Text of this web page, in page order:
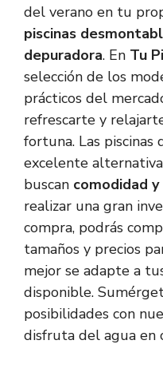
del verano en tu
piscinas
depuradora. En Tu
selección de los
prácticos del
refrescarte y
fortuna. Las piscinas
excelente
buscan comodidad
realizar una gran
compra, podrás
tamaños y precios
mejor se adapte a
disponible.
posibilidades con
disfruta del agua en